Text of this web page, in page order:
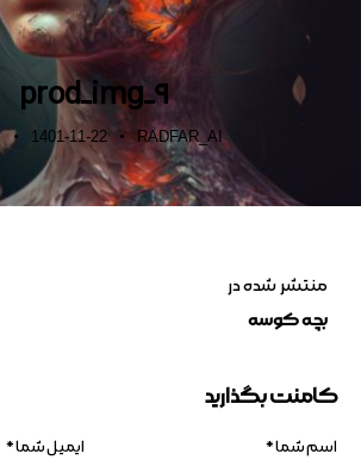
prod_img_9
RADFAR_AI
1401-11-22
منتشر شده در
بچه کوسه
کامنت بگذارید